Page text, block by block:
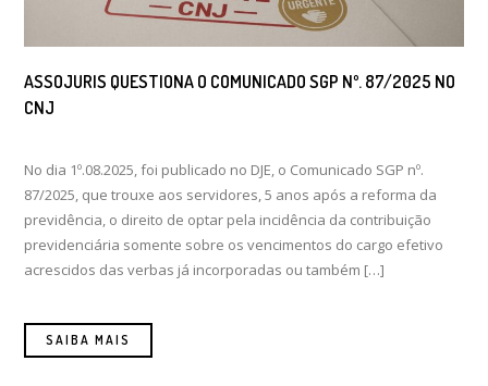
ASSOJURIS QUESTIONA O COMUNICADO SGP Nº. 87/2025 NO
CNJ
No dia 1º.08.2025, foi publicado no DJE, o Comunicado SGP nº.
87/2025, que trouxe aos servidores, 5 anos após a reforma da
previdência, o direito de optar pela incidência da contribuição
previdenciária somente sobre os vencimentos do cargo efetivo
acrescidos das verbas já incorporadas ou também […]
SAIBA MAIS